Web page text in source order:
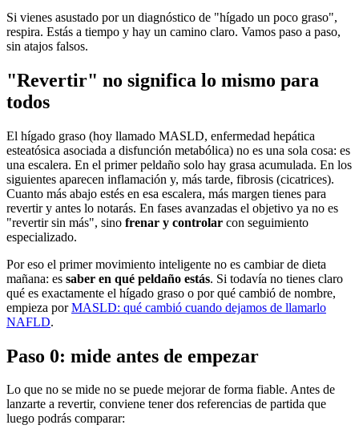
Si vienes asustado por un diagnóstico de "hígado un poco graso",
respira. Estás a tiempo y hay un camino claro. Vamos paso a paso,
sin atajos falsos.
"Revertir" no significa lo mismo para
todos
El hígado graso (hoy llamado MASLD, enfermedad hepática
esteatósica asociada a disfunción metabólica) no es una sola cosa: es
una escalera. En el primer peldaño solo hay grasa acumulada. En los
siguientes aparecen inflamación y, más tarde, fibrosis (cicatrices).
Cuanto más abajo estés en esa escalera, más margen tienes para
revertir y antes lo notarás. En fases avanzadas el objetivo ya no es
"revertir sin más", sino frenar y controlar con seguimiento
especializado.
Por eso el primer movimiento inteligente no es cambiar de dieta
mañana: es saber en qué peldaño estás. Si todavía no tienes claro
qué es exactamente el hígado graso o por qué cambió de nombre,
empieza por MASLD: qué cambió cuando dejamos de llamarlo
NAFLD.
Paso 0: mide antes de empezar
Lo que no se mide no se puede mejorar de forma fiable. Antes de
lanzarte a revertir, conviene tener dos referencias de partida que
luego podrás comparar: